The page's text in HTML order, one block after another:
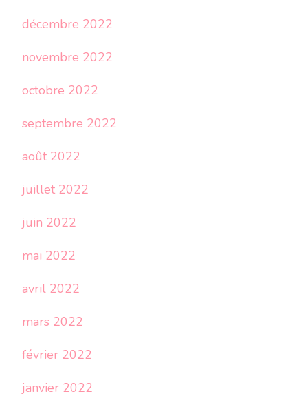
décembre 2022
novembre 2022
octobre 2022
septembre 2022
août 2022
juillet 2022
juin 2022
mai 2022
avril 2022
mars 2022
février 2022
janvier 2022